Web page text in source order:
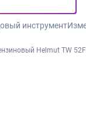
инструмент
Helmut TW 52F